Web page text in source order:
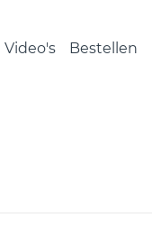
Video's Bestellen